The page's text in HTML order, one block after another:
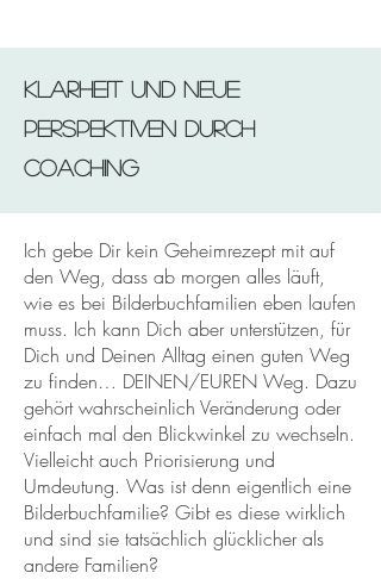
Klarheit und neue
Perspektiven Durch
coaching
Ich gebe Dir kein Geheimrezept mit auf
den Weg, dass ab morgen alles läuft,
wie es bei Bilderbuchfamilien eben laufen
muss. Ich kann Dich aber unterstützen, für
Dich und Deinen Alltag einen guten Weg
zu finden… DEINEN/EUREN Weg. Dazu
gehört wahrscheinlich Veränderung oder
einfach mal den Blickwinkel zu wechseln.
Vielleicht auch Priorisierung und
Umdeutung. Was ist denn eigentlich eine
Bilderbuchfamilie? Gibt es diese wirklich
und sind sie tatsächlich glücklicher als
andere Familien?